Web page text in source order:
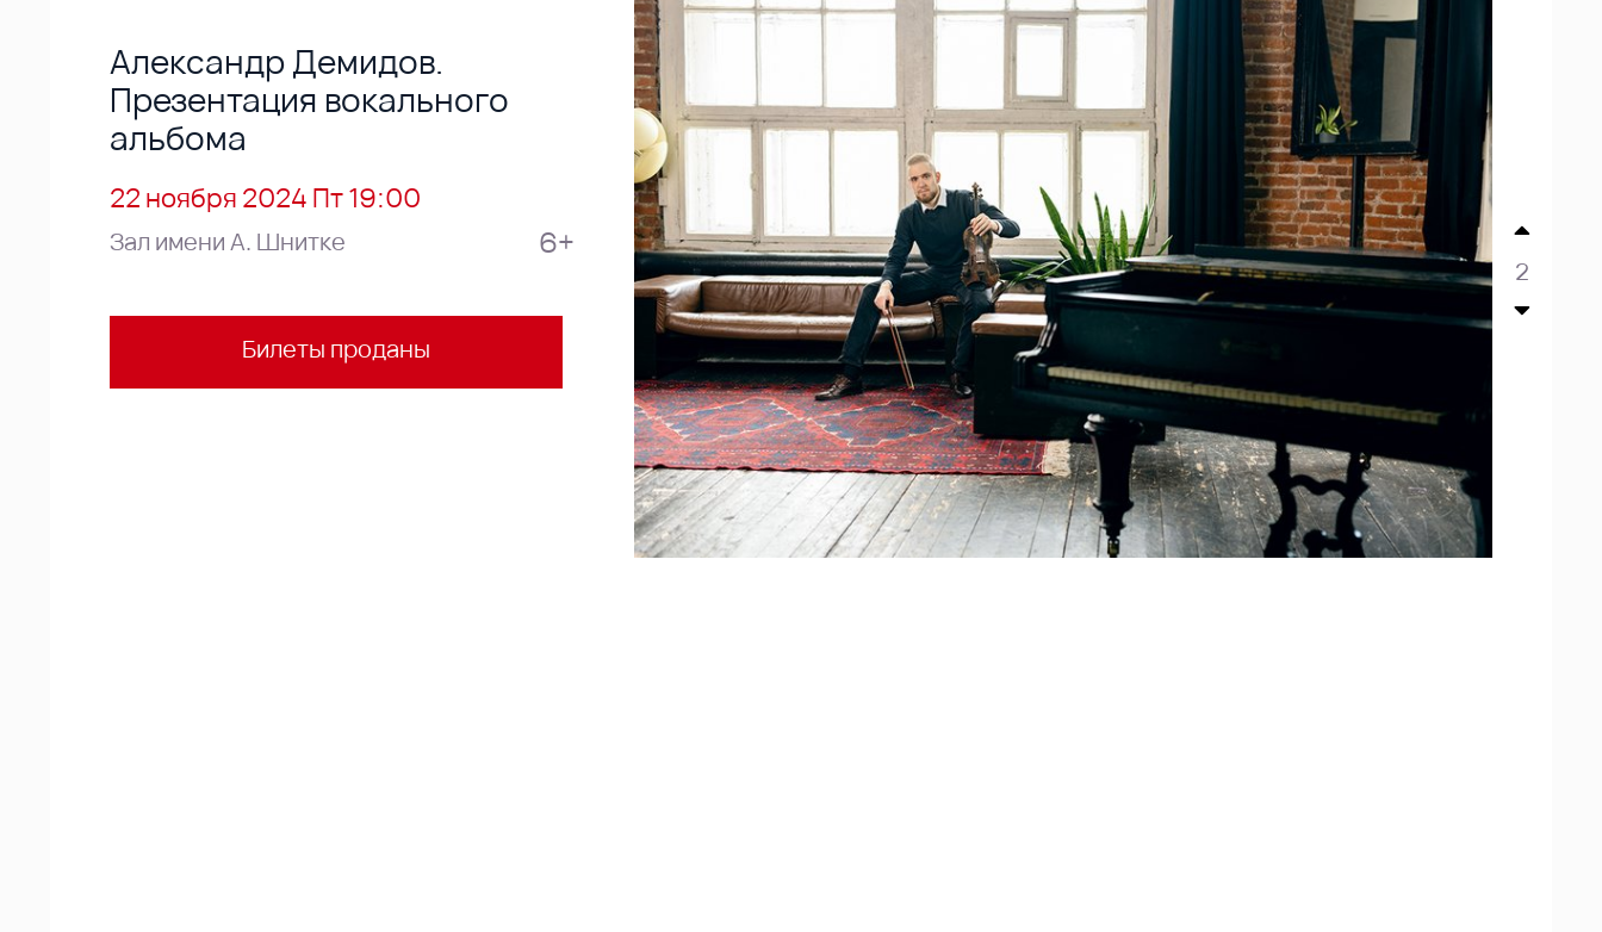
Александр Демидов.
Презентация вокального
альбома
22 ноября 2024 Пт 19:00
Зал имени А. Шнитке 6+
Билеты проданы
2